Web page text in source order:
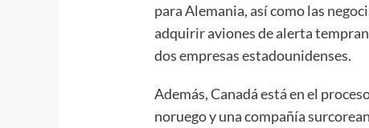
para Alemania, así como las
adquirir aviones de alerta
dos empresas estadounidenses.
Además, Canadá está en el
noruego y una compañía